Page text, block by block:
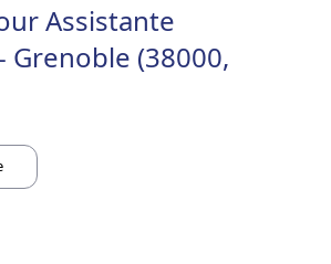
Assistante
Grenoble (38000,